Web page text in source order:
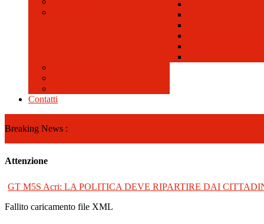
Contatti
Breaking News :
GT M5S Acri: LA POLITICA DEVE RIPARTIRE DAI
Attenzione
Fallito caricamento file XML